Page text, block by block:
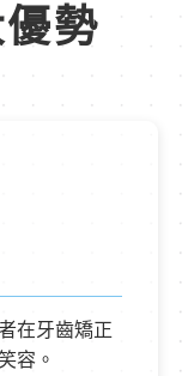
勢
在牙齒矯正
容。